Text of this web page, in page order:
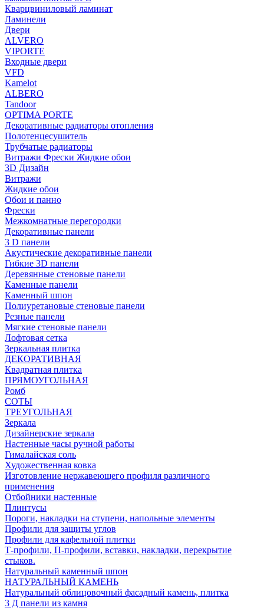
Кварцвиниловый ламинат
Ламинели
Двери
ALVERO
VIPORTE
Входные двери
VFD
Kamelot
ALBERO
Tandoor
OPTIMA PORTE
Декоративные радиаторы отопления
Полотенцесушитель
Трубчатые радиаторы
Витражи Фрески Жидкие обои
3D Дизайн
Витражи
Жидкие обои
Обои и панно
Фрески
Межкомнатные перегородки
Декоративные панели
3 D панели
Акустические декоративные панели
Гибкие 3D панели
Деревянные стеновые панели
Каменные панели
Каменный шпон
Полиуретановые стеновые панели
Резные панели
Мягкие стеновые панели
Лофтовая сетка
Зеркальная плитка
ДЕКОРАТИВНАЯ
Квадратная плитка
ПРЯМОУГОЛЬНАЯ
Ромб
СОТЫ
ТРЕУГОЛЬНАЯ
Зеркала
Дизайнерские зеркала
Настенные часы ручной работы
Гималайская соль
Художественная ковка
Изготовление нержавеющего профиля различного
применения
Отбойники настенные
Плинтусы
Пороги, накладки на ступени, напольные элементы
Профили для защиты углов
Профили для кафельной плитки
Т-профили, П-профили, вставки, накладки, перекрытие
стыков.
Натуральный каменный шпон
НАТУРАЛЬНЫЙ КАМЕНЬ
Натуральный облицовочный фасадный камень, плитка
3 Д панели из камня